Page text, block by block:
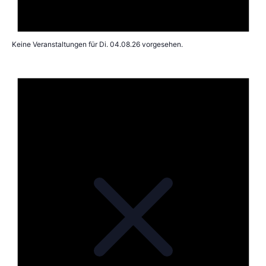
Keine Veranstaltungen für Di. 04.08.26 vorgesehen.